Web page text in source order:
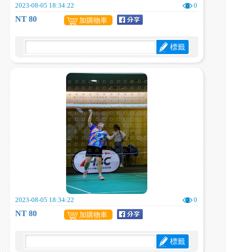
2023-08-05 18:34:22 0
NT 80 加購物車
標籤
2023-08-05 18:34:22 0
NT 80 加購物車
標籤